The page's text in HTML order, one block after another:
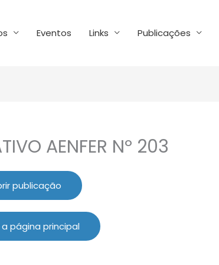
Eventos Links Publicações
AENFER Nº 203
publicação
página principal